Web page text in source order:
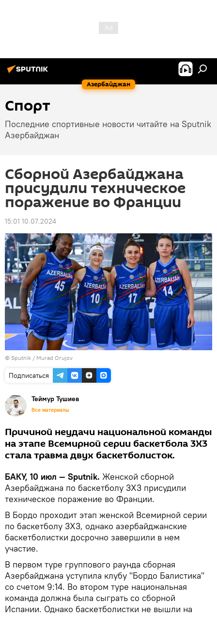
Азербайджан
Спорт
Последние спортивные новости читайте на Sputnik
Азербайджан
Сборной Азербайджана
присудили техническое
поражение во Франции
15:01 10.07.2024
© Sputnik / Murad Orujov
Подписаться
Теймур Тушиев
Все материалы
Причиной неудачи национальной команды
на этапе Всемирной серии баскетбола 3Х3
стала травма двух баскетболисток.
БАКУ, 10 июл — Sputnik. Женской сборной
Азербайджана по баскетболу 3Х3 присудили
техническое поражение во Франции.
В Бордо проходит этап женской Всемирной серии
по баскетболу 3Х3, однако азербайджанские
баскетболистки досрочно завершили в нем
участие.
В первом туре группового раунда сборная
Азербайджана уступила клубу "Бордо Балистика"
со счетом 9:14. Во втором туре национальная
команда должна была сыграть со сборной
Испании. Однако баскетболистки не вышли на